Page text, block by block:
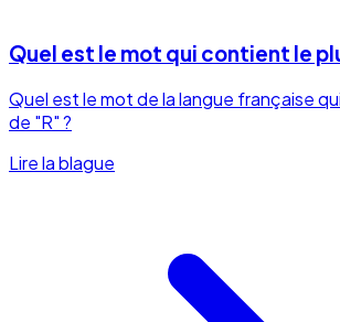
Quel est le mot qui contient le
Quel est le mot de la langue française
de "R" ?
Lire la blague